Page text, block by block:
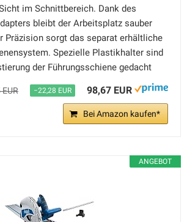
im Schnittbereich. Dank des
bleibt der Arbeitsplatz sauber
Präzision sorgt das separat erhältliche
Spezielle Plastikhalter sind
der Führungsschiene gedacht
−22,28 EUR 98,67 EUR
Bei Amazon kaufen*
ANGEBOT